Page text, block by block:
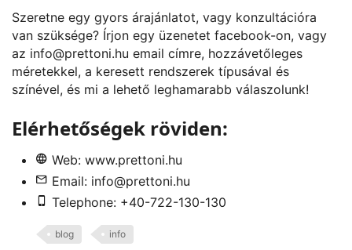
Szeretne egy gyors árajánlatot, vagy konzultációra
van szüksége? Írjon egy üzenetet facebook-on, vagy
az info@prettoni.hu email címre, hozzávetőleges
méretekkel, a keresett rendszerek típusával és
színével, és mi a lehető leghamarabb válaszolunk!
Elérhetőségek röviden:
Web: www.prettoni.hu
Email: info@prettoni.hu
Telephone: +40-722-130-130
blog info